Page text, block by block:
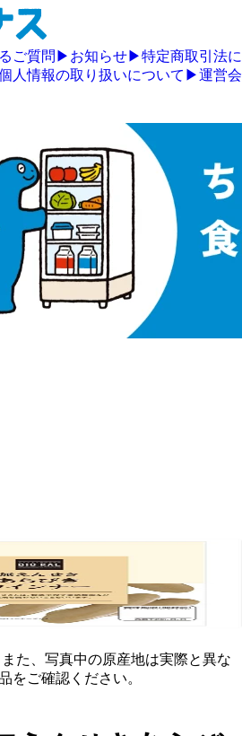
ご質問 ▶ お知らせ▶特定商取引法に
人情報の取り扱いについて ▶運営会
た、写真中の原産地は実際と異な
をご確認ください。